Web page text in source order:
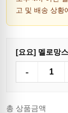
고 및 배송 상황
[요요] 멜로망
-
총 상품금액